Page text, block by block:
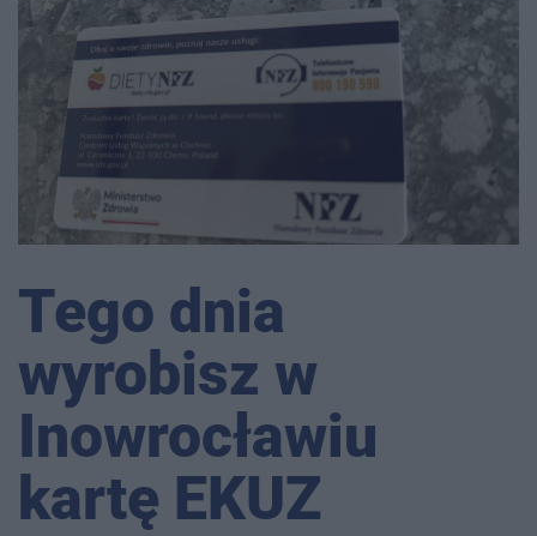
Tego dnia
wyrobisz w
Inowrocławiu
kartę EKUZ